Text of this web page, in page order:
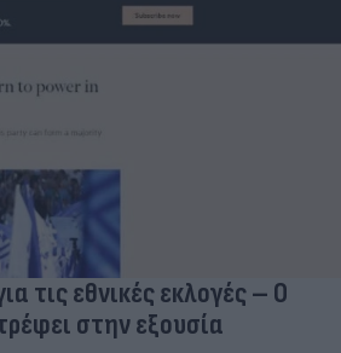
τις εθνικές εκλογές – O
στην εξουσία